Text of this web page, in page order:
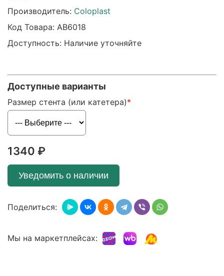
Производитель: Coloplast
Код Товара: АВ6018
Доступность: Наличие уточняйте
Доступные варианты
Размер стента (или катетера)
1340 ₽
Уведомить о наличии
Поделиться:
Мы на маркетплейсах: